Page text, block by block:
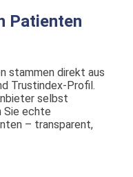
Patienten
stammen direkt aus
Trustindex-Profil.
selbst
Sie echte
– transparent,